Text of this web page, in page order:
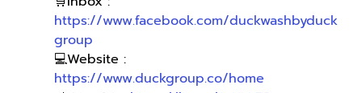
https://www.facebook.com/duckwashbyduck
group
💻Website :
https://www.duckgroup.co/home